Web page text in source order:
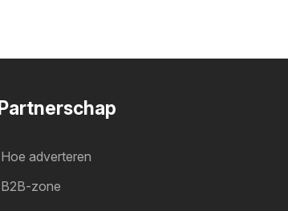
Partnerschap
Hoe adverteren
B2B-zone